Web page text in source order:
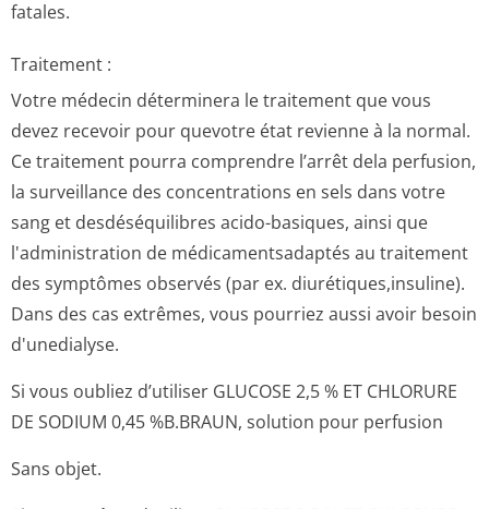
fatales.
Traitement :
Votre médecin déterminera le traitement que vous
devez recevoir pour quevotre état revienne à la normal.
Ce traitement pourra comprendre l’arrêt dela perfusion,
la surveillance des concentrations en sels dans votre
sang et desdéséquilibres acido-basiques, ainsi que
l'administration de médicamentsadaptés au traitement
des symptômes observés (par ex. diurétiques,in­suline).
Dans des cas extrêmes, vous pourriez aussi avoir besoin
d'unedialyse.
Si vous oubliez d’utiliser GLUCOSE 2,5 % ET CHLORURE
DE SODIUM 0,45 %B.BRAUN, solution pour perfusion
Sans objet.